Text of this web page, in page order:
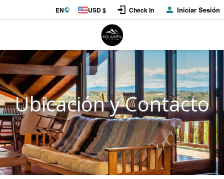
EN USD $ Check In Iniciar Sesión
Ubicación y Contacto